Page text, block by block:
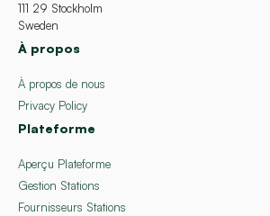
111 29 Stockholm
Sweden
À propos
À propos de nous
Privacy Policy
Plateforme
Aperçu Plateforme
Gestion Stations
Fournisseurs Stations